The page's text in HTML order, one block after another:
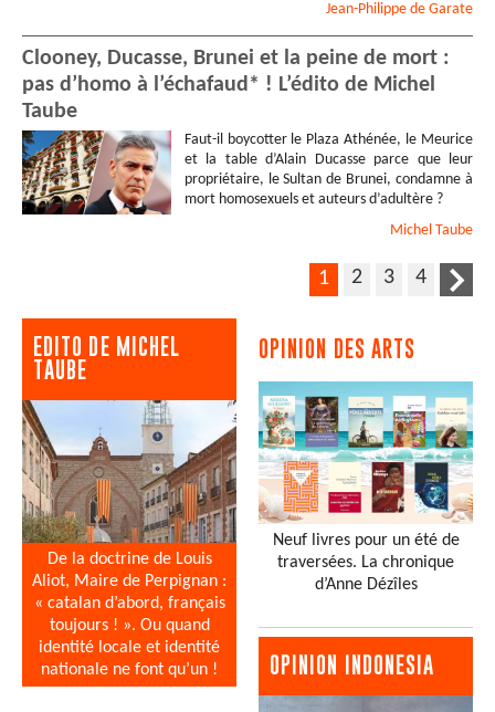
Jean-Philippe de Garate
Clooney, Ducasse, Brunei et la peine de mort :
pas d’homo à l’échafaud* ! L’édito de Michel
Taube
Faut-il boycotter le Plaza Athénée, le Meurice
et la table d’Alain Ducasse parce que leur
propriétaire, le Sultan de Brunei, condamne à
mort homosexuels et auteurs d’adultère ?
Michel Taube
1 2 3 4
EDITO DE MICHEL
TAUBE
De la doctrine de Louis
Aliot, Maire de Perpignan :
« catalan d’abord, français
toujours ! ». Ou quand
identité locale et identité
nationale ne font qu’un !
OPINION DES ARTS
Neuf livres pour un été de
traversées. La chronique
d’Anne Dézîles
OPINION INDONESIA